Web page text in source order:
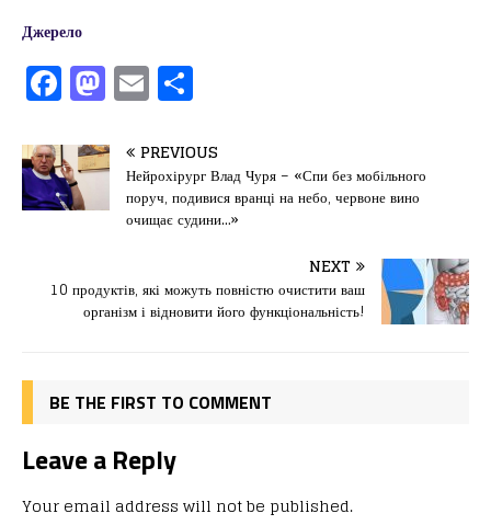
Джерело
F
a
c
e
b
o
M
a
st
o
d
n
E
m
ai
l
іл
и
т
я
PREVIOUS
Нейрохірург Влад Чуря – «Спи без мобільного
поруч, подивися вранці на небо, червоне вино
очищає судини…»
NEXT
10 продуктів, які можуть повністю очистити ваш
організм і відновити його функціональність!
BE THE FIRST TO COMMENT
Leave a Reply
Your email address will not be published.